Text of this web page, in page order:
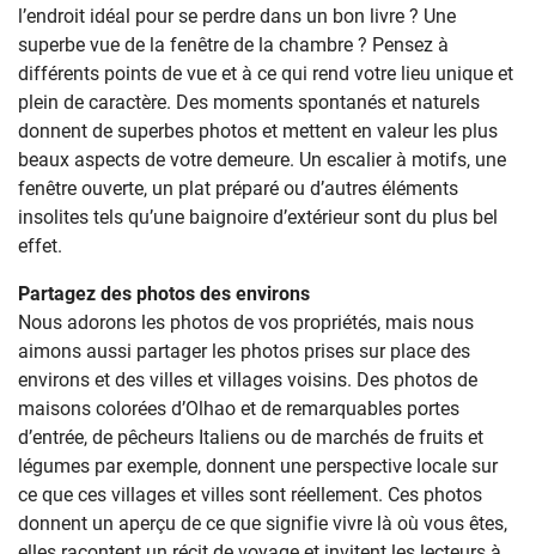
l’endroit idéal pour se perdre dans un bon livre ? Une
superbe vue de la fenêtre de la chambre ? Pensez à
différents points de vue et à ce qui rend votre lieu unique et
plein de caractère. Des moments spontanés et naturels
donnent de superbes photos et mettent en valeur les plus
beaux aspects de votre demeure. Un escalier à motifs, une
fenêtre ouverte, un plat préparé ou d’autres éléments
insolites tels qu’une baignoire d’extérieur sont du plus bel
effet.
Partagez des photos des environs
Nous adorons les photos de vos propriétés, mais nous
aimons aussi partager les photos prises sur place des
environs et des villes et villages voisins. Des photos de
maisons colorées d’Olhao et de remarquables portes
d’entrée, de pêcheurs Italiens ou de marchés de fruits et
légumes par exemple, donnent une perspective locale sur
ce que ces villages et villes sont réellement. Ces photos
donnent un aperçu de ce que signifie vivre là où vous êtes,